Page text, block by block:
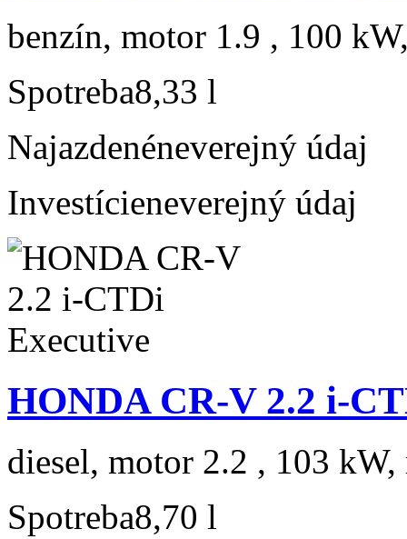
benzín, motor 1.9 , 100
Spotreba8,33 l
Najazdenéneverejný údaj
Investícieneverejný údaj
HONDA CR-V 2.2 i-
diesel, motor 2.2 , 103 kW,
Spotreba8,70 l